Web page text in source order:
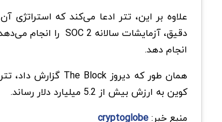
علاوه بر این، تتر ادعا می‌کند که
دقیق، آزمایشات سالانه SOC 2 را انجام می‌دهد. در آینده، تتر گواهینامه نوع
انجام دهد.
کوین به ارزش بیش از 5.2 میلیارد دلار رساند.
منبع خبر:cryptoglobe